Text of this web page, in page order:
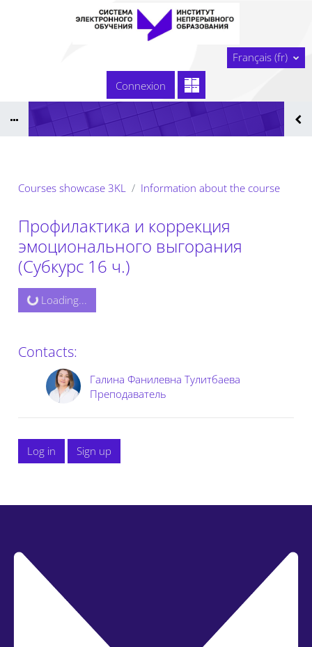
Passer au contenu principal
Сайт образовательной организации
Тех. поддержка
Сдать технологическую карту
Реестр ЭОР ДПО 2025
Français ‎(fr)‎
Connexion
Courses showcase 3KL Information about the course
Профилактика и коррекция
эмоционального выгорания
(Субкурс 16 ч.)
Loading...
Contacts:
Галина Фанилевна Тулитбаева
Преподаватель
Log in Sign up